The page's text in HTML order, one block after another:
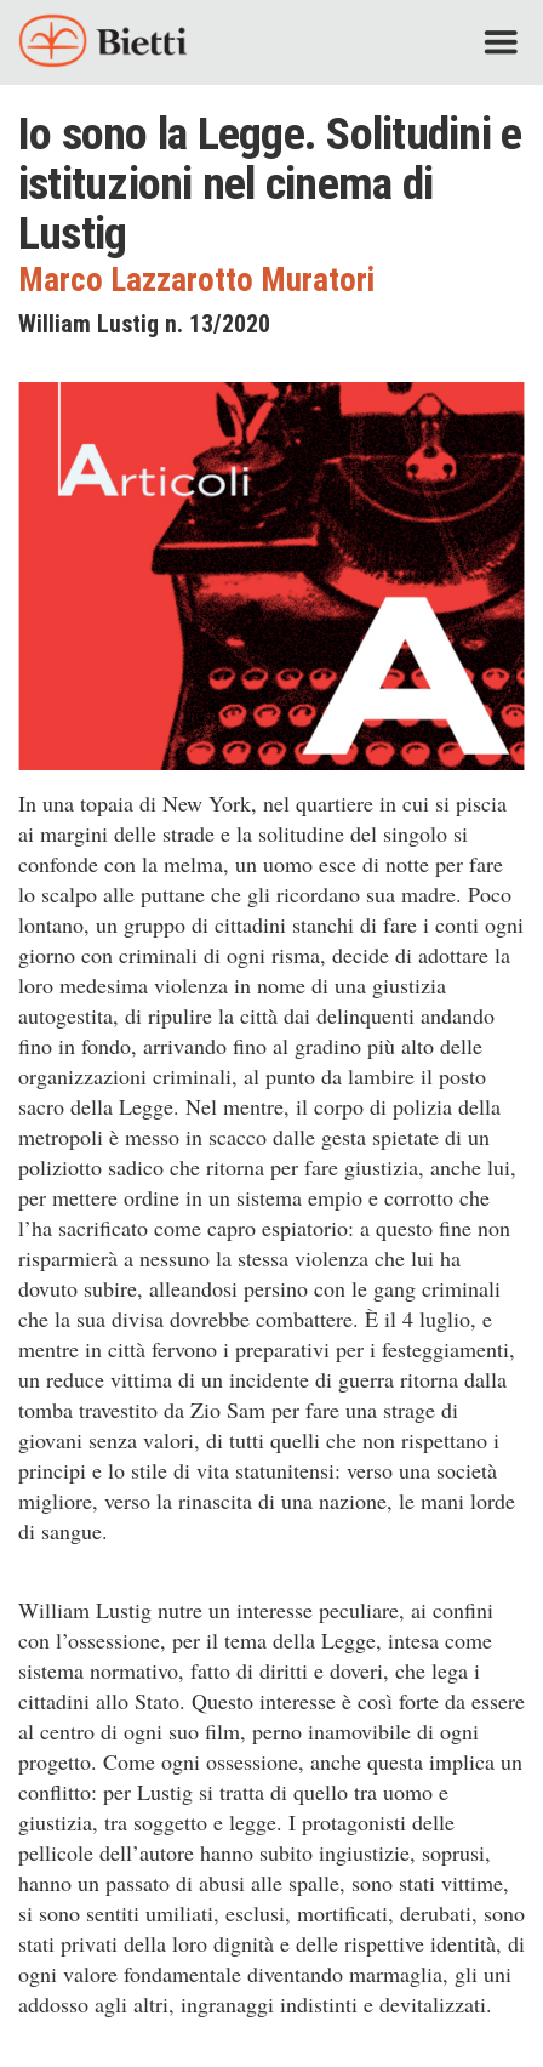
Io sono la Legge. Solitudini e
istituzioni nel cinema di
Lustig
Marco Lazzarotto Muratori
William Lustig n. 13/2020
In una topaia di New York, nel quartiere in cui si piscia
ai margini delle strade e la solitudine del singolo si
confonde con la melma, un uomo esce di notte per fare
lo scalpo alle puttane che gli ricordano sua madre. Poco
lontano, un gruppo di cittadini stanchi di fare i conti ogni
giorno con criminali di ogni risma, decide di adottare la
loro medesima violenza in nome di una giustizia
autogestita, di ripulire la città dai delinquenti andando
fino in fondo, arrivando fino al gradino più alto delle
organizzazioni criminali, al punto da lambire il posto
sacro della Legge. Nel mentre, il corpo di polizia della
metropoli è messo in scacco dalle gesta spietate di un
poliziotto sadico che ritorna per fare giustizia, anche lui,
per mettere ordine in un sistema empio e corrotto che
l’ha sacrificato come capro espiatorio: a questo fine non
risparmierà a nessuno la stessa violenza che lui ha
dovuto subire, alleandosi persino con le gang criminali
che la sua divisa dovrebbe combattere. È il 4 luglio, e
mentre in città fervono i preparativi per i festeggiamenti,
un reduce vittima di un incidente di guerra ritorna dalla
tomba travestito da Zio Sam per fare una strage di
giovani senza valori, di tutti quelli che non rispettano i
principi e lo stile di vita statunitensi: verso una società
migliore, verso la rinascita di una nazione, le mani lorde
di sangue.
William Lustig nutre un interesse peculiare, ai confini
con l’ossessione, per il tema della Legge, intesa come
sistema normativo, fatto di diritti e doveri, che lega i
cittadini allo Stato. Questo interesse è così forte da essere
al centro di ogni suo film, perno inamovibile di ogni
progetto. Come ogni ossessione, anche questa implica un
conflitto: per Lustig si tratta di quello tra uomo e
giustizia, tra soggetto e legge. I protagonisti delle
pellicole dell’autore hanno subito ingiustizie, soprusi,
hanno un passato di abusi alle spalle, sono stati vittime,
si sono sentiti umiliati, esclusi, mortificati, derubati, sono
stati privati della loro dignità e delle rispettive identità, di
ogni valore fondamentale diventando marmaglia, gli uni
addosso agli altri, ingranaggi indistinti e devitalizzati.